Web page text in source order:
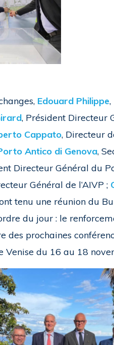
Edouard Philippe,
, Président Directeur
Cappato, Directeur
Antico di Genova,
Directeur Général du
Général de l’AIVP ;
tenu une réunion du
du jour : le
prochaines
Venise du 16 au 18